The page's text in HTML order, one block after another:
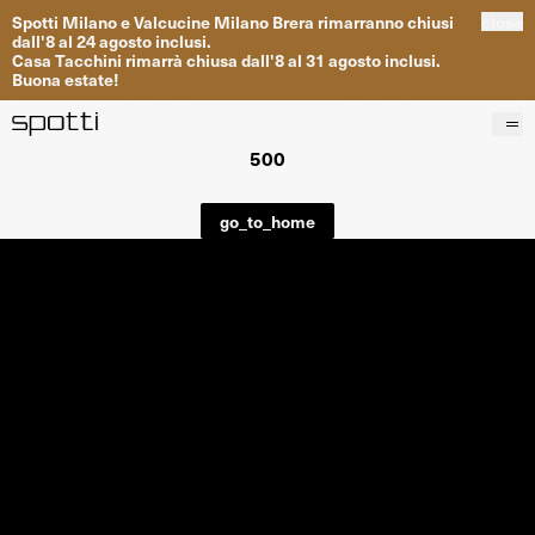
Spotti MilanoeValcucine Milano Brera rimarrannochiusi
dall'8al 24agosto inclusi.
Casa Tacchini rimarrà chiusa dall'8al 31 agosto inclusi.
Buona estate!
Progetti
500
go_to_home